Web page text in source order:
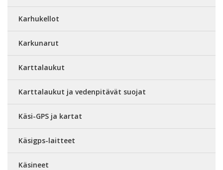
Karhukellot
Karkunarut
Karttalaukut
Karttalaukut ja vedenpitävät suojat
Käsi-GPS ja kartat
Käsigps-laitteet
Käsineet